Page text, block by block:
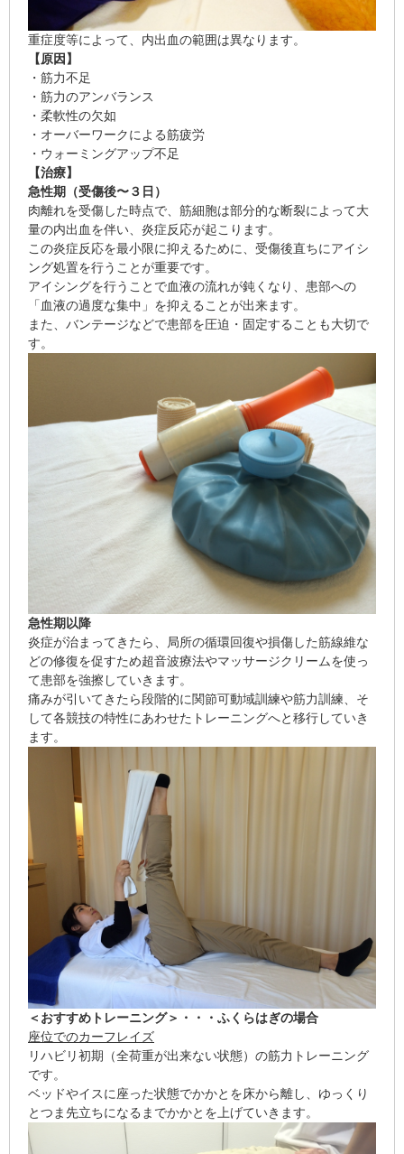
重症度等によって、内出血の範囲は異なります。
【原因】
・筋力不足
・筋力のアンバランス
・柔軟性の欠如
・オーバーワークによる筋疲労
・ウォーミングアップ不足
【治療】
急性期（受傷後〜３日）
肉離れを受傷した時点で、筋細胞は部分的な断裂によって大
量の内出血を伴い、炎症反応が起こります。
この炎症反応を最小限に抑えるために、受傷後直ちにアイシ
ング処置を行うことが重要です。
アイシングを行うことで血液の流れが鈍くなり、患部への
「血液の過度な集中」を抑えることが出来ます。
また、バンテージなどで患部を圧迫・固定することも大切で
す。
急性期以降
炎症が治まってきたら、局所の循環回復や損傷した筋線維な
どの修復を促すため超音波療法やマッサージクリームを使っ
て患部を強擦していきます。
痛みが引いてきたら段階的に関節可動域訓練や筋力訓練、そ
して各競技の特性にあわせたトレーニングへと移行していき
ます。
＜おすすめトレーニング＞・・・ふくらはぎの場合
座位でのカーフレイズ
リハビリ初期（全荷重が出来ない状態）の筋力トレーニング
です。
ベッドやイスに座った状態でかかとを床から離し、ゆっくり
とつま先立ちになるまでかかとを上げていきます。